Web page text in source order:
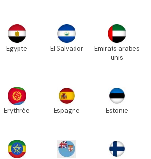
Egypte El Salvador
Emirats arabes
unis
Erythrée Espagne Estonie